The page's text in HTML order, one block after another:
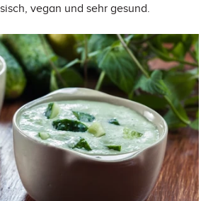
vegan und sehr gesund.